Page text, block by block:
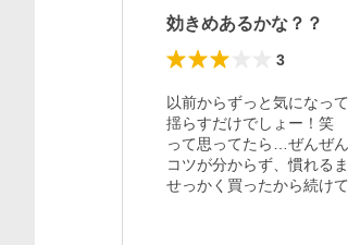
効きめあるかな？？
3
以前からずっと気になっ
揺らすだけでしょー！笑
って思ってたら…ぜんぜ
コツが分からず、慣れる
せっかく買ったから続け